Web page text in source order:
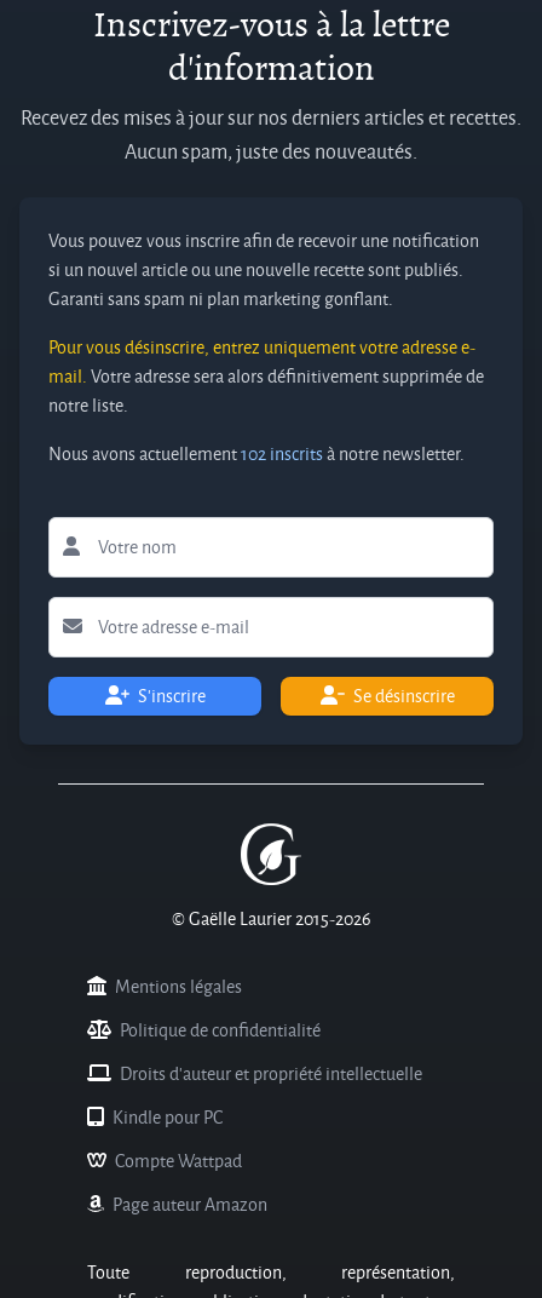
Inscrivez-vous à la lettre
d'information
Recevez des mises à jour sur nos derniers articles et recettes.
Aucun spam, juste des nouveautés.
Vous pouvez vous inscrire afin de recevoir une notification
si un nouvel article ou une nouvelle recette sont publiés.
Garanti sans spam ni plan marketing gonflant.
Pour vous désinscrire, entrez uniquement votre adresse e-
mail.Votre adresse sera alors définitivement supprimée de
notre liste.
Nous avons actuellement102 inscritsà notre newsletter.
S'inscrire Se désinscrire
© Gaëlle Laurier 2015-2026
Mentions légales
Politique de confidentialité
Droits d'auteur et propriété intellectuelle
Kindle pour PC
Compte Wattpad
Page auteur Amazon
Toute reproduction, représentation,